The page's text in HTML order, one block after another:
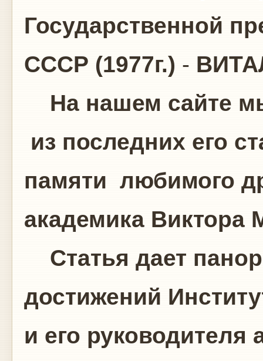
Государственной
СССР (1977г.) -
На нашем сайте
из последних его
памяти любимого
академика Виктора
Статья дает
достижений
и его руководителя